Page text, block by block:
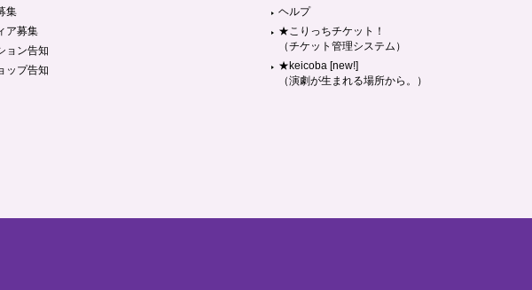
集
ア募集
ョン告知
ップ告知
ヘルプ
★こりっちチケット！
（チケット管理システム）
★keicoba [new!]
（演劇が生まれる場所から。）